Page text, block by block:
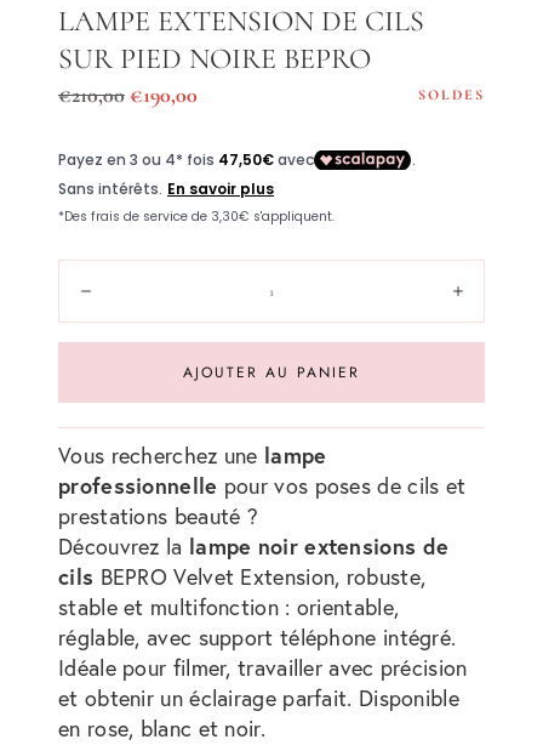
une
modale
LAMPE EXTENSION DE CILS
SUR PIED NOIRE BEPRO
Prix
€210,00Prix
vente
€190,00 SOLDES
AJOUTER AU PANIER
Vous recherchez une lampe
professionnelle pour vos poses de cils et
prestations beauté ?
Découvrez la lampe noir extensions de
cils BEPRO Velvet Extension, robuste,
stable et multifonction : orientable,
réglable, avec support téléphone intégré.
Idéale pour filmer, travailler avec précision
et obtenir un éclairage parfait. Disponible
en rose, blanc et noir.